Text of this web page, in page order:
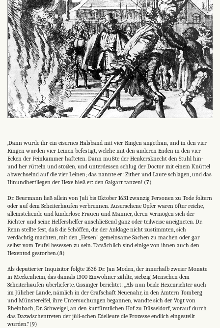
,Dann wurde ihr ein eisernes Halsband mit vier Ringen angethan, und in den vier
Ringen wurden vier Leinen befestigt, welche mit den anderen Enden in den vier
Ecken der Peinkammer hafteten. Dann mußte der Henkersknecht den Stuhl hin-
und her rütteln und stoßen, und unterdessen schlug der Doctor mit einem Knüttel
abwechselnd auf die vier Leinen; das nannte er: Zither und Laute schlagen, und das
Hinundherfliegen der Hexe hieß er: den Galgart tanzen! (7)
Dr. Beurmann ließ allein von Juli bis Oktober 1631 zwanzig Personen zu Tode foltern
oder auf dem Scheiterhaufen verbrennen. Ausersehene Opfer waren öfter reiche,
alleinstehende und kinderlose Frauen und Männer, deren Vermögen sich der
Richter und seine Helfershelfer anschließend ganz oder teilweise aneigneten. Dr.
Renn stellte fest, daß die Schöffen, die der Anklage nicht zustimmten, sich
verdächtig machten, mit den „Hexen" gemeinsame Sachen zu machen oder gar
selbst vom Teufel besessen zu sein. Tatsächlich sind einige von ihnen auch den
Hexentod gestorben.(8)
Als deputierter Inquisitor folgte 1636 Dr. Jan Moden, der innerhalb zweier Monate
in Meckenheim, das damals 1300 Einwohner zählte, siebzig Menschen dem
Scheiterhaufen überlieferte. Gissinger berichtet: „Als nun beide Hexenrichter auch
im Jülicher Lande, nämlich in der Grafschaft Neuenahr, in den Ämtern Tomberg
und Münstereifel, ihre Untersuchungen begannen, wandte sich der Vogt von
Rheinbach, Dr. Schweigel, an den kurfürstlichen Hof zu Düsseldorf, worauf durch
das Dazwischentreten der jüli-schen Edelleute die Prozesse endlich eingestellt
wurden."(9)